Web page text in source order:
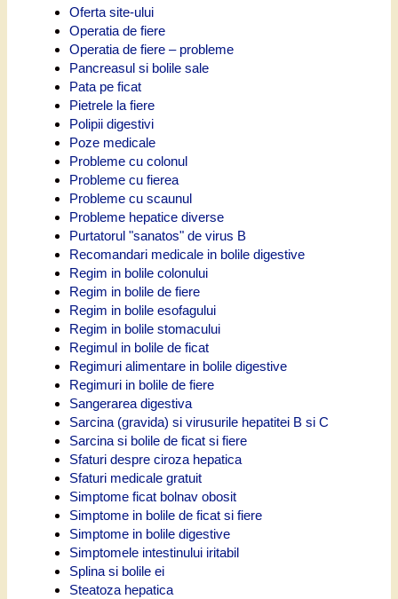
Oferta site-ului
Operatia de fiere
Operatia de fiere – probleme
Pancreasul si bolile sale
Pata pe ficat
Pietrele la fiere
Polipii digestivi
Poze medicale
Probleme cu colonul
Probleme cu fierea
Probleme cu scaunul
Probleme hepatice diverse
Purtatorul "sanatos" de virus B
Recomandari medicale in bolile digestive
Regim in bolile colonului
Regim in bolile de fiere
Regim in bolile esofagului
Regim in bolile stomacului
Regimul in bolile de ficat
Regimuri alimentare in bolile digestive
Regimuri in bolile de fiere
Sangerarea digestiva
Sarcina (gravida) si virusurile hepatitei B si C
Sarcina si bolile de ficat si fiere
Sfaturi despre ciroza hepatica
Sfaturi medicale gratuit
Simptome ficat bolnav obosit
Simptome in bolile de ficat si fiere
Simptome in bolile digestive
Simptomele intestinului iritabil
Splina si bolile ei
Steatoza hepatica